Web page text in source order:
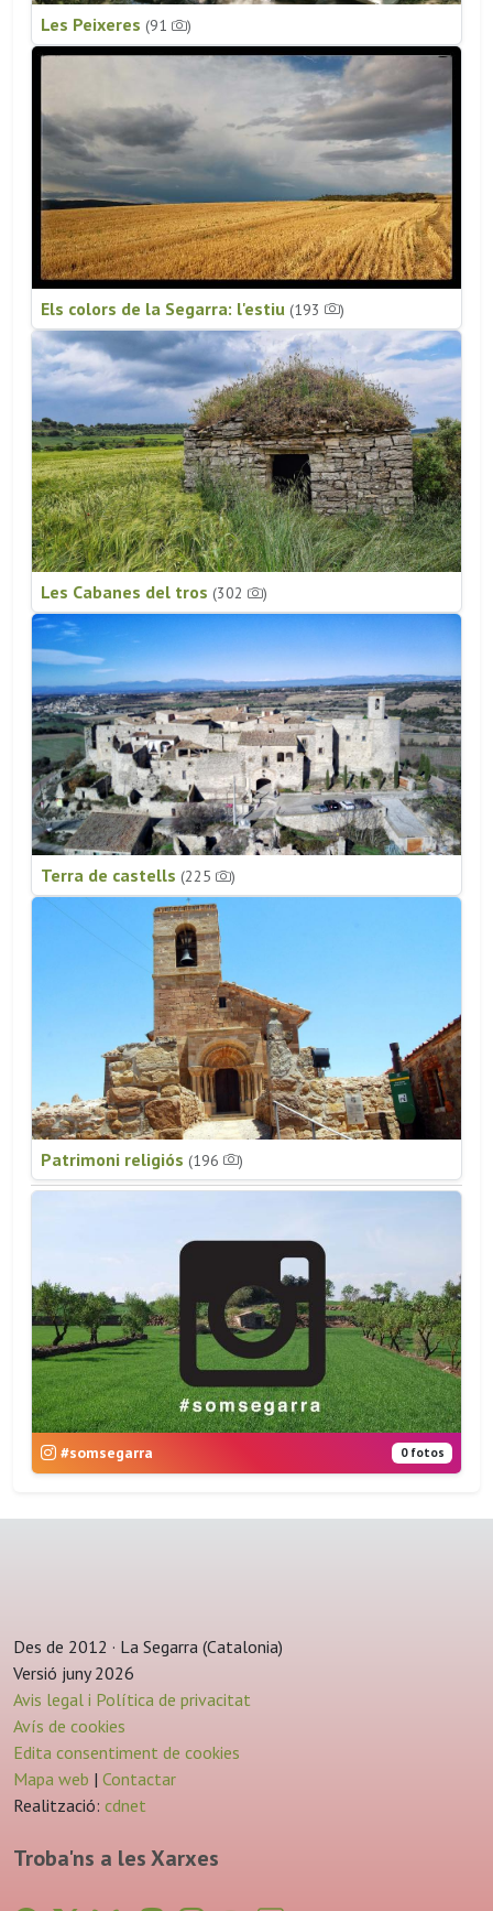
Les Peixeres (91 )
Els colors de la Segarra: l'estiu (193 )
Les Cabanes del tros (302 )
Terra de castells (225 )
Patrimoni religiós (196 )
#somsegarra 0 fotos
Des de 2012 · La Segarra (Catalonia)
Versió juny 2026
Avis legal i Política de privacitat
Avís de cookies
Edita consentiment de cookies
Mapa web | Contactar
Realització: cdnet
Troba'ns a les Xarxes